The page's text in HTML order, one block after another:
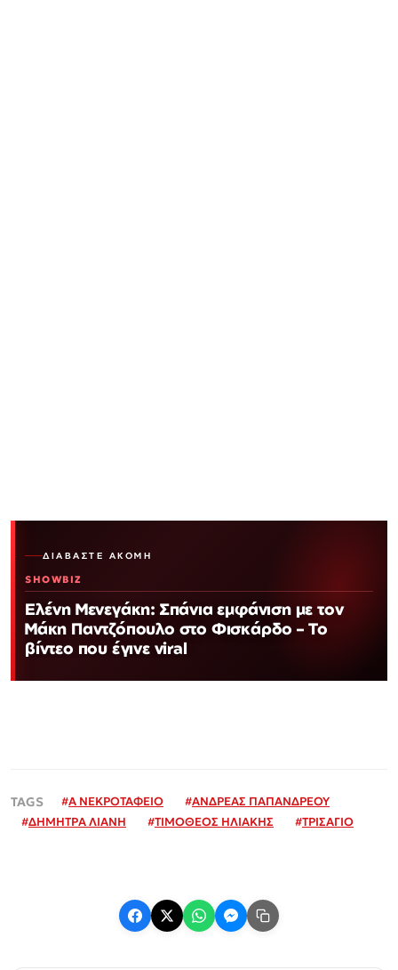
ΔΙΑΒΆΣΤΕ ΑΚΌΜΗ
SHOWBIZ
Ελένη Μενεγάκη: Σπάνια εμφάνιση με τον
Μάκη Παντζόπουλο στο Φισκάρδο – Το
βίντεο που έγινε viral
#Α ΝΕΚΡΟΤΑΦΕΙΟ #ΑΝΔΡΕΑΣ ΠΑΠΑΝΔΡΕΟΥ
#ΔΗΜΗΤΡΑ ΛΙΑΝΗ #ΤΙΜΟΘΕΟΣ ΗΛΙΑΚΗΣ #ΤΡΙΣΑΓΙΟ